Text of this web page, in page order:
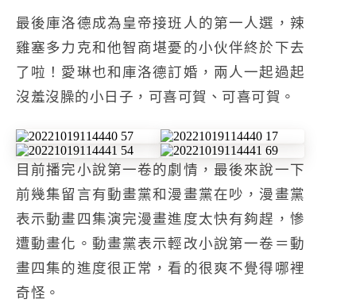
最後庫洛德成為皇帝接班人的第一人選，辣
雞塞多力克和他智商堪憂的小伙伴終於下去
了啦！愛琳也和庫洛德訂婚，兩人一起過起
沒羞沒臊的小日子，可喜可賀、可喜可賀。
目前播完小說第一卷的劇情，最後來說一下
前幾集留言有動畫黨和漫畫黨在吵，漫畫黨
表示動畫四集演完漫畫進度太快有夠趕，慘
遭動畫化。動畫黨表示輕改小說第一卷＝動
畫四集的進度很正常，看的很爽不覺得哪裡
奇怪。